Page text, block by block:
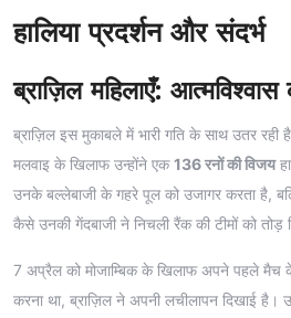
हालिया प्रदर्शन और संदर्भ
ब्राज़िल महिलाएँ:
ब्राज़िल इस मुकाबले में भारी गति के साथ उतर
मलवाइ के खिलाफ उन्होंने एक136 रनों की विजय
उनके बल्लेबाजी के गहरे पूल को उजागर करता है,
कैसे उनकी गेंदबाजी ने निचली रैंक की टीमों को तोड़
7 अप्रैल को मोजाम्बिक के खिलाफ अपने पहले मैच के
करना था, ब्राज़िल ने अपनी लचीलापन दिखाई है।